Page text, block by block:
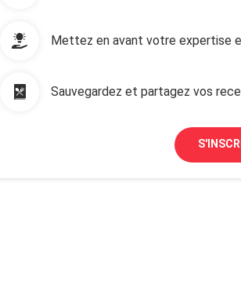
Mettez en avant votre expertise
Sauvegardez et partagez vos